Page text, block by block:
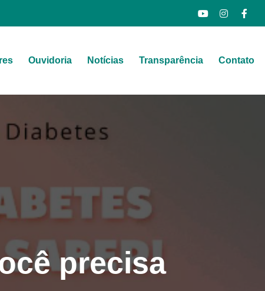
Ouvidoria Notícias Transparência Contato
precisa